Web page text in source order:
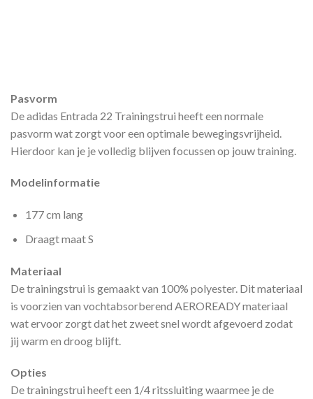
Pasvorm
De adidas Entrada 22 Trainingstrui heeft een normale
pasvorm wat zorgt voor een optimale bewegingsvrijheid.
Hierdoor kan je je volledig blijven focussen op jouw training.
Modelinformatie
177 cm lang
Draagt maat S
Materiaal
De trainingstrui is gemaakt van 100% polyester. Dit materiaal
is voorzien van vochtabsorberend AEROREADY materiaal
wat ervoor zorgt dat het zweet snel wordt afgevoerd zodat
jij warm en droog blijft.
Opties
De trainingstrui heeft een 1/4 ritssluiting waarmee je de